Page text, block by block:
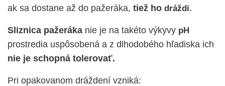
ak sa dostane až do pažeráka, tiež ho dráždi.
Sliznica pažeráka nie je na takéto výkyvy pH
prostredia uspôsobená a z dlhodobého hľadiska ich
nie je schopná tolerovať.
Pri opakovanom dráždení vzniká: